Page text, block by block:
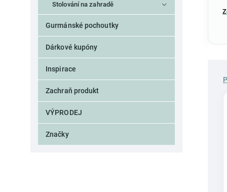
Stolování na zahradě
Gurmánské pochoutky
Dárkové kupóny
Inspirace
Zachraň produkt
VÝPRODEJ
Značky